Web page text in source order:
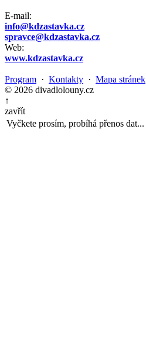
E-mail:
info@kdzastavka.cz
spravce@kdzastavka.cz
Web:
www.kdzastavka.cz
Program · Kontakty · Mapa stránek
© 2026 divadlolouny.cz
↑
zavřít
Vyčkete prosím, probíhá přenos dat...